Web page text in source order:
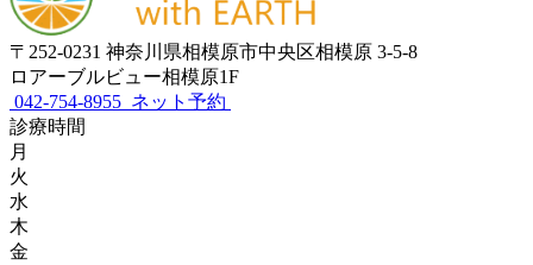
〒252-0231 神奈川県相模原市中央区相模原 3-5-8
ロアーブルビュー相模原1F
042-754-8955 ネット予約
診療時間
月
火
水
木
金